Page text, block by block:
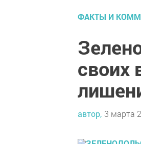
ФАКТЫ И
своих
автор, 3 марта